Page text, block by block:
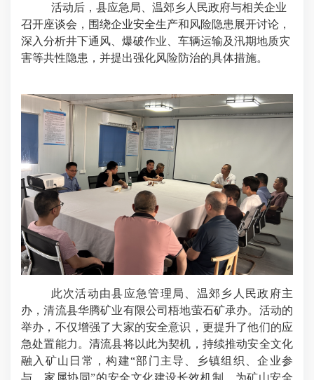
活动后，县应急局、温郊乡人民政府与相关企业
召开座谈会，围绕企业安全生产和风险隐患展开讨论，
深入分析井下通风、爆破作业、车辆运输及汛期地质灾
害等共性隐患，并提出强化风险防治的具体措施。
此次活动由县应急管理局、温郊乡人民政府主
办，清流县华腾矿业有限公司梧地萤石矿承办。活动的
举办，不仅增强了大家的安全意识，更提升了他们的应
急处置能力。清流县将以此为契机，持续推动安全文化
融入矿山日常，构建“部门主导、乡镇组织、企业参